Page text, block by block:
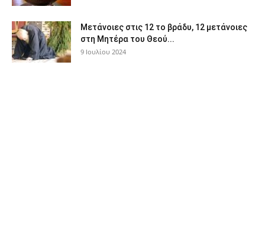
Μετάνοιες στις 12 το βράδυ, 12 μετάνοιες
στη Μητέρα του Θεού...
9 Ιουλίου 2024